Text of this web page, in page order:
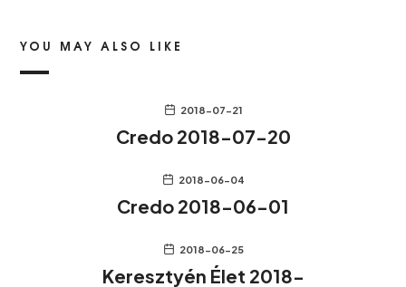
YOU MAY ALSO LIKE
2018-07-21
Credo 2018-07-20
2018-06-04
Credo 2018-06-01
2018-06-25
Keresztyén Élet 2018-